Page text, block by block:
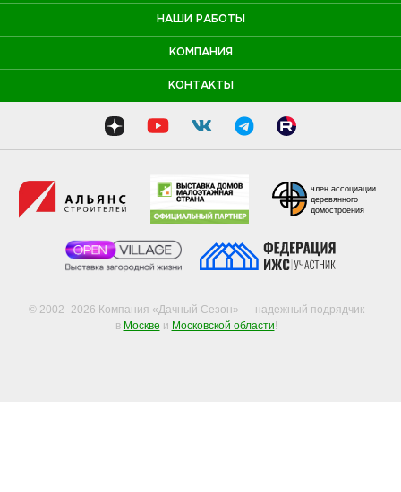
НАШИ РАБОТЫ
КОМПАНИЯ
КОНТАКТЫ
© 2002–2026 Компания «Дачный Сезон» — надежный подрядчик
в Москве и Московской области!
член ассоциации
деревянного
домостроения